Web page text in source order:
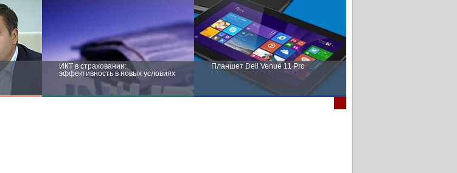
ИКТ в страховании:
эффективность в новых условиях
Планшет Dell Venue 11 Pro